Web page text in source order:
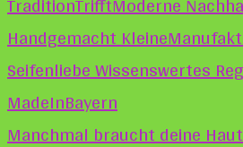
Manchmal braucht deine